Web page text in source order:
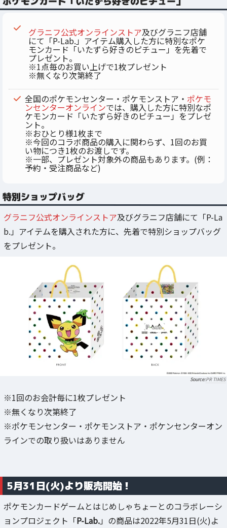
グラニフ公式オンラインストア及びグラニフ店舗
にて「P-Lab.」アイテム購入した方に特別なポケ
モンカード「いたずら好きのピチュー」を先着で
プレゼント。
※1点毎のお買い上げで1枚プレゼント
※無くなり次第終了
全国のポケモンセンター・ポケモンストア・ ポケモ
ンセンターオンラインでは、購入した方に特別なポ
ケモンカード「いたずら好きのピチュー」をプレゼ
ント。
※おひとり様1枚まで
※今回のコラボ商品の購入に関わらず、1回のお買
い物につき1枚のお渡しです。
※一部、プレゼント対象外の商品もあります。(例：
予約・受注商品など)
特別ショップバッグ
グラニフ公式オンラインストア及びグラニフ店舗にて「P-La
b.」アイテムを購入された方に、先着で特別ショップバッグ
をプレゼント。
PR TIMES
※1回のお会計毎に1枚プレゼント
※無くなり次第終了
※ポケモンセンター・ポケモンストア・ポケンセンターオン
ラインでの取り扱いはありません
5月31日(火)より販売開始！
ポケモンカードゲームとはじめしゃちょーとのコラボレーシ
ョンプロジェクト「P-Lab.」の商品は2022年5月31日(火)よ